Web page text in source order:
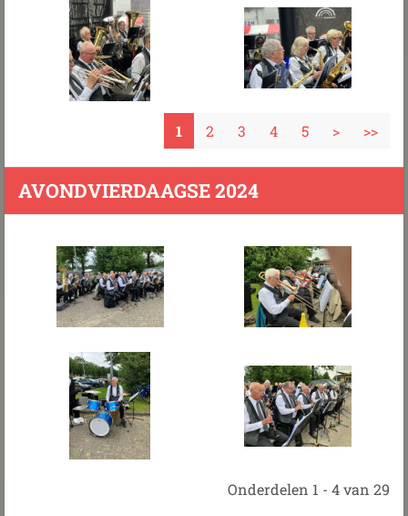
1 2 3 4 5 > >>
AVONDVIERDAAGSE 2024
Onderdelen 1 - 4 van 29